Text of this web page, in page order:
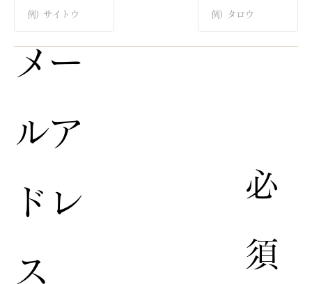
​必
須​
​メー
ルア
ドレ
ス